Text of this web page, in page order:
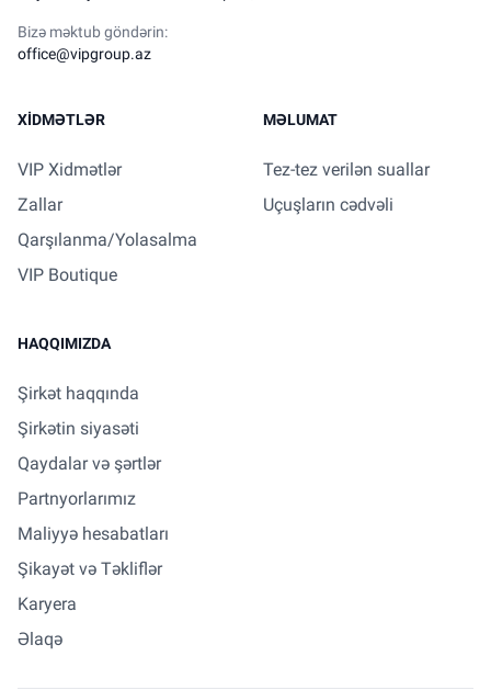
Bizə məktub göndərin:
office@vipgroup.az
XIDMƏTLƏR
VIP Xidmətlər
Zallar
Qarşılanma/Yolasalma
VIP Boutique
MƏLUMAT
Tez-tez verilən suallar
Uçuşların cədvəli
HAQQIMIZDA
Şirkət haqqında
Şirkətin siyasəti
Qaydalar və şərtlər
Partnyorlarımız
Maliyyə hesabatları
Şikayət və Təkliflər
Karyera
Əlaqə